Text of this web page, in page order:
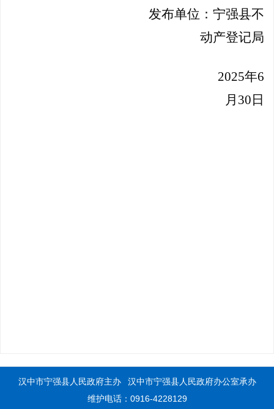
发布单位：宁强县不
动产登记局
2025年6
月30日
汉中市宁强县人民政府主办
汉中市宁强县人民政府办公室承办
维护电话：0916-4228129